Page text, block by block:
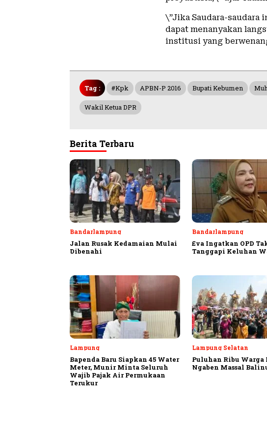
\”Jika Saudara-
dapat menanyakan
institusi yang
Tag : #kpk APBN-P 2016 Bupati Kebumen
Wakil Ketua DPR
Berita Terbaru
Bandarlampung
Jalan Rusak Kedamaian Mulai
Dibenahi
Bandarlampung
Eva Ingatkan OPD
Tanggapi Keluhan
Lampung
Bapenda Baru Siapkan 45 Water
Meter, Munir Minta Seluruh
Wajib Pajak Air Permukaan
Terukur
Lampung Selatan
Puluhan Ribu Warga
Ngaben Massal